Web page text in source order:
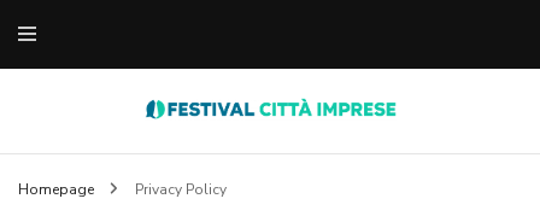
notizie varie dal web
Homepage Privacy Policy